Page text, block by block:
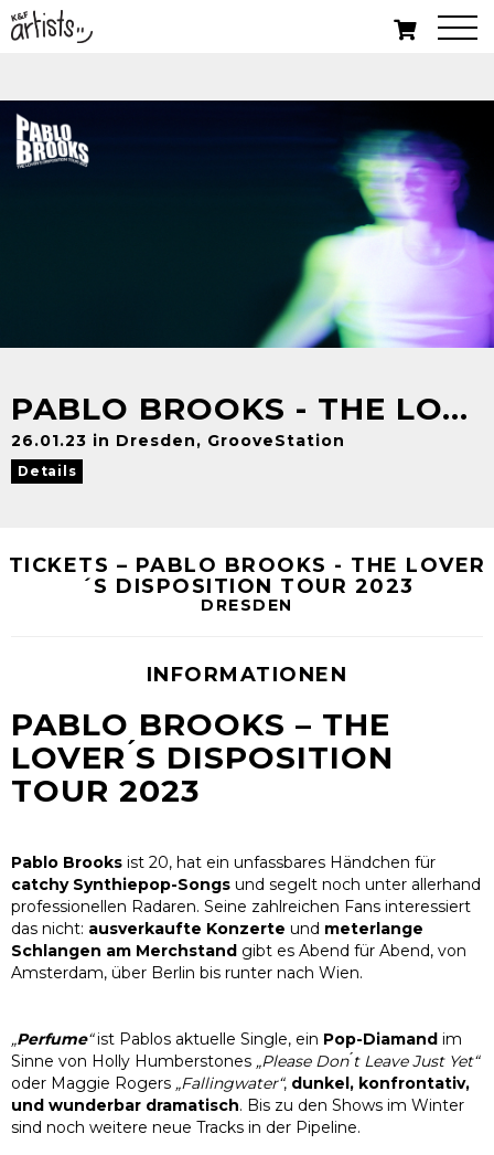
PABLO BROOKS - THE LOVER´S DISPOSITION TOUR 2023
26.01.23 in Dresden, GrooveStation
Details
TICKETS – PABLO BROOKS - THE LOVER
´S DISPOSITION TOUR 2023
DRESDEN
INFORMATIONEN
PABLO BROOKS – THE
LOVER ́S DISPOSITION
TOUR 2023
Pablo Brooks ist 20, hat ein unfassbares Händchen für
catchy Synthiepop-Songs und segelt noch unter allerhand
professionellen Radaren. Seine zahlreichen Fans interessiert
das nicht: ausverkaufte Konzerte und meterlange
Schlangen am Merchstand gibt es Abend für Abend, von
Amsterdam, über Berlin bis runter nach Wien.
„Perfume“ist Pablos aktuelle Single, ein Pop-Diamand im
Sinne von Holly Humberstones „Please Don ́t Leave Just Yet“
oder Maggie Rogers „Fallingwater“, dunkel, konfrontativ,
und wunderbar dramatisch. Bis zu den Shows im Winter
sind noch weitere neue Tracks in der Pipeline.